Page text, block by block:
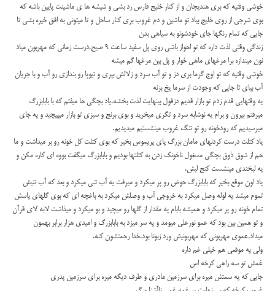
خوشی وقتیه که بری هندیجان و از کنار خلیج فارس رد بشی و شیشه ها ی ماشینت پایین باشه که
بوی شرجی از روی خلیج بیاد تو ماشین و دم غروب بری کنار ساحل و تا میتونی به افق خیره بشی تا
جایی که تمام رنگها جای خودشونو به سیاهی بدن
زندگی وقتی لذت داره که تو اهواز باشی روی پل سفید ساعت ۹ صبح.درست زمانی که مهربون میاد
نون میندازه برا مرغهای ماهی خوار و پل بین مرغها گم میشه
خوشی وقتیه که تو اوج گرما بری دز و تو آب سرد و زلالش بپری و تیوپا رو بندازی رو آب و با جریان
آب بیای تا جایی که وجودت از سرما یخ بزنه
یه وقتهایی قدم زدم تو بازار قدیم دزفول بینهایت لذت بخشه.یاد بچگی ها میفتم که با بابابزرگ
میرفتم بیرون و برام یه نوشابه سرد و تگری میخرید و بوی برنج و سبزی تو بازار میپیچید و یه جای
میرسیدیم که رودخونه رو تو تنگ غروب مینشستیم میدیدیم.
یاد کتلت درست کردنهای مامان بزرگ پای پریموس بخیر که بوی کتلت کل خونه رو بر میداشت و ما
هم از شوق ذوق بچگی مسغول ناخونک زدن به کتلتها بودیم و بابابزرگ میگفت بووه ای کاره مکن و
یه لبخندی مینشست کنج لبش.
یاد اون موقع بخیر که بابابزرگ حوض رو پر میکرد و میرفت یه آب تنی میکرد و بعد که آب تنیش
تموم میشد یه لوله وصل میکرد به خروجی آب و وصلش میکرد به باغچه ای که بوی گلهای یاسش
تمام خونه رو پر میکرد و همیشه بابام یه مقدار از گلها رو میچید و بو میکرد و میذاشت لابه لای قرآن
و تو همین بین بود که عمو نورعلی میومد و یه سر میزد به بابابزرگ و امیدی هزار برابر بهمون
میداد.عموی مهربونی که مهربونیش ورد زبونا بود.خدا رحمتشون کنه.
ولی یه موقعی هم خیلی غم داره
غمش تو سه راهی کرخه اس
جایی که یه سمتش میره برای سرزمین مادری و طرف دیگه میره برای سرزمین پدری